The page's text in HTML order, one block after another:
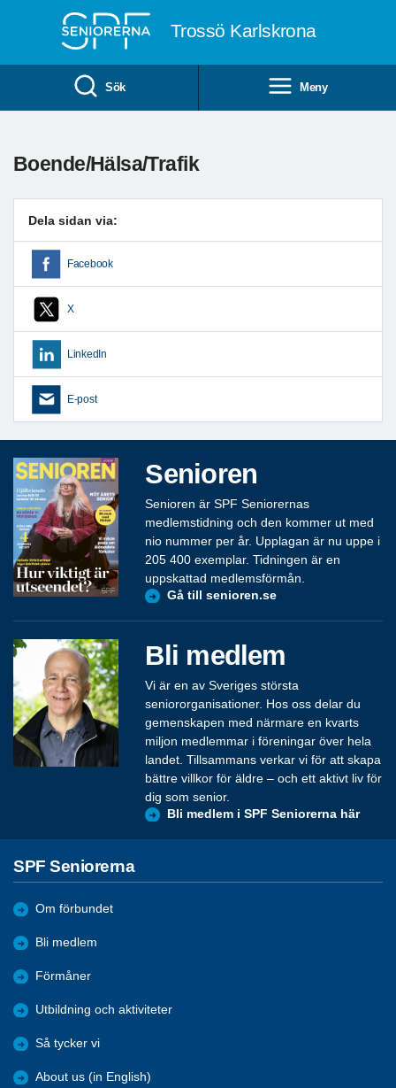
Trossö Karlskrona
Sök Meny
Boende/Hälsa/Trafik
Dela sidan via:
Facebook
X
LinkedIn
E-post
Senioren
Senioren är SPF Seniorernas
medlemstidning och den kommer ut med
nio nummer per år. Upplagan är nu uppe i
205 400 exemplar. Tidningen är en
uppskattad medlemsförmån.
Gå till senioren.se
Bli medlem
Vi är en av Sveriges största
seniororganisationer. Hos oss delar du
gemenskapen med närmare en kvarts
miljon medlemmar i föreningar över hela
landet. Tillsammans verkar vi för att skapa
bättre villkor för äldre – och ett aktivt liv för
dig som senior.
Bli medlem i SPF Seniorerna här
SPF Seniorerna
Om förbundet
Bli medlem
Förmåner
Utbildning och aktiviteter
Så tycker vi
About us (in English)